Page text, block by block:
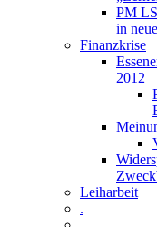
PM
in
Finanzkrise
2012
Leiharbeit
.